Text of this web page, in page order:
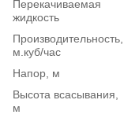
Перекачиваемая
жидкость
Производительность,
м.куб/час
Напор, м
Высота всасывания,
м